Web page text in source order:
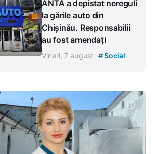
ANTA a depistat nereguli
la gările auto din
Chișinău. Responsabilii
au fost amendați
Vineri, 7 august #Social